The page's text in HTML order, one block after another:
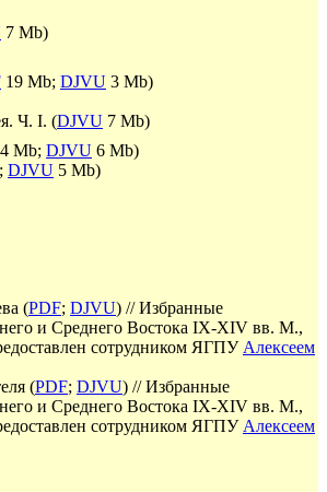
7 Mb)
19 Mb; DJVU 3 Mb)
Ч. I. (DJVU 7 Mb)
Mb; DJVU 6 Mb)
DJVU 5 Mb)
(PDF; DJVU) // Избранные
и Среднего Востока IX-XIV вв. М.,
сотрудником ЯГПУ Алексеем
(PDF; DJVU) // Избранные
и Среднего Востока IX-XIV вв. М.,
сотрудником ЯГПУ Алексеем